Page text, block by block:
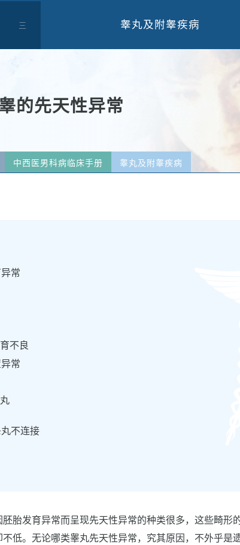
三 睾丸及附睾疾病
的先天性异常
中西医男科病临床手册 睾丸及附睾疾病
常
不良
常
不连接
胎发育异常而呈现先天性异常的种类很多，这些畸形
低。无论哪类睾丸先天性异常，究其原因，不外乎是